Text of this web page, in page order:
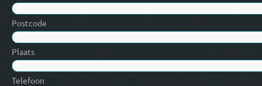
Postcode
Plaats
Telefoon